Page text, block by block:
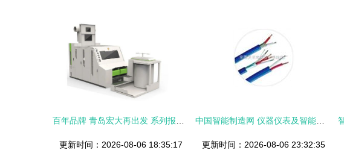
更新时间：2026-08-06 18:35:17 更新时间：2026-08-06 23:32:35